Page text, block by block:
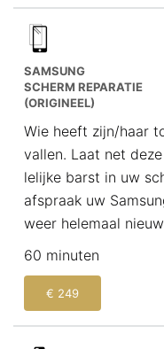
SAMSUNG
SCHERM REPARATIE
(ORIGINEEL)
Wie heeft zijn/haar
vallen. Laat net
lelijke barst in uw
afspraak uw
weer helemaal
60 minuten
€ 249